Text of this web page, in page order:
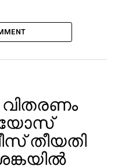
തീയതി
ഈ വലിയ ചിത്രത്തിന്റെ
മുഴുവൻ
ഏറ്റെടുത്തതായി